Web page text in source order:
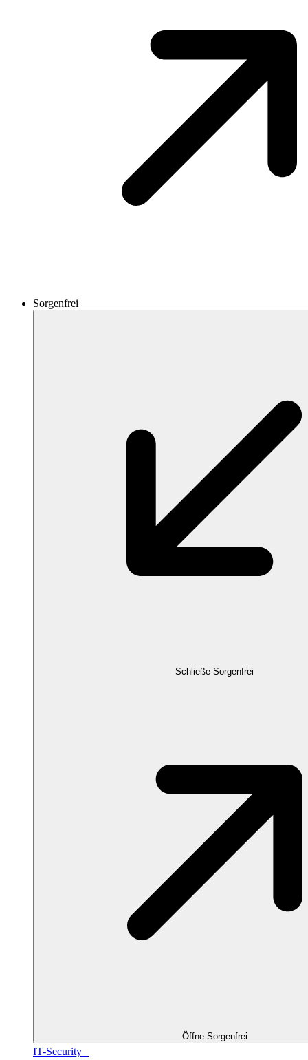
Sorgenfrei
Schließe Sorgenfrei
Öffne Sorgenfrei
IT-Security